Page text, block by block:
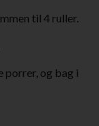
til 4 ruller.
porrer, og bag i